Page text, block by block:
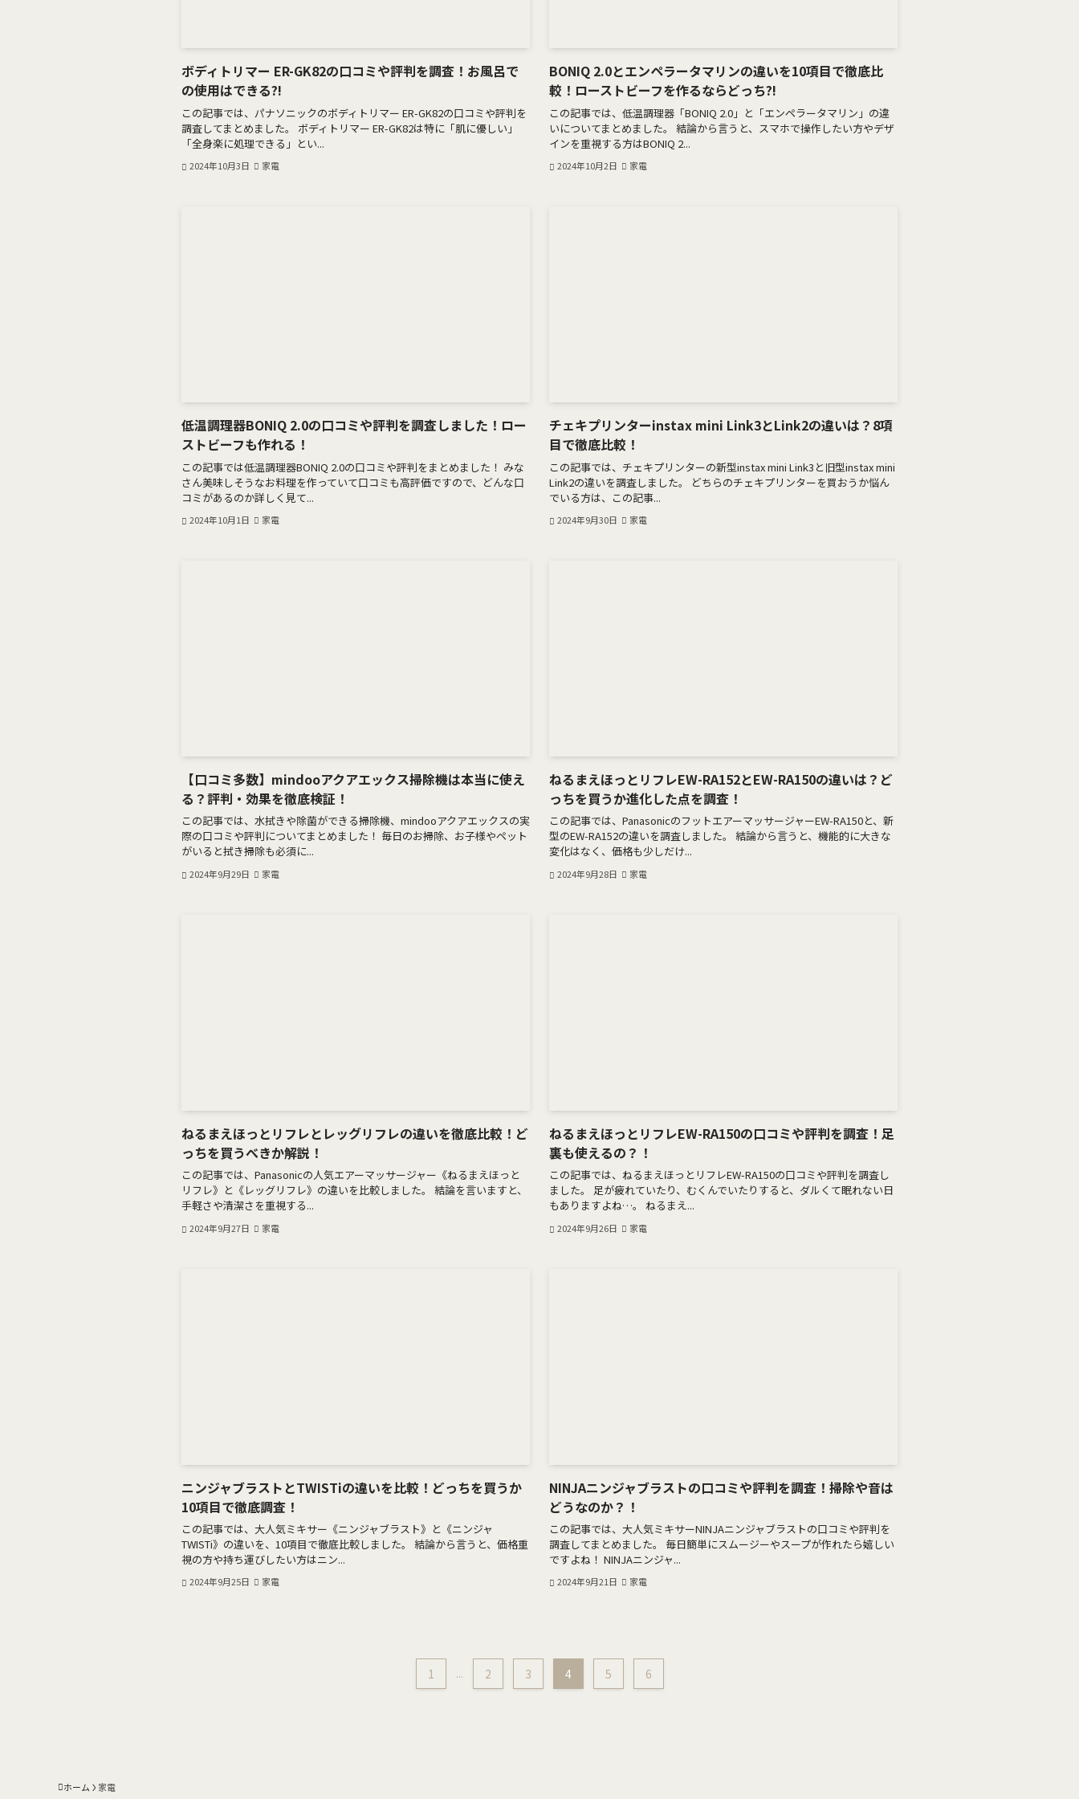
ボディトリマー ER-GK82の口コミや評判を調査！お風呂で
の使用はできる?!
この記事では、パナソニックのボディトリマー ER-GK82の口コミや評判を
調査してまとめました。 ボディトリマー ER-GK82は特に「肌に優しい」
「全身楽に処理できる」とい...
2024年10月3日 家電
BONIQ 2.0とエンペラータマリンの違いを10項目で徹底比
較！ローストビーフを作るならどっち?!
この記事では、低温調理器「BONIQ 2.0」と「エンペラータマリン」の違
いについてまとめました。 結論から言うと、スマホで操作したい方やデザ
インを重視する方はBONIQ 2...
2024年10月2日 家電
低温調理器BONIQ 2.0の口コミや評判を調査しました！ロー
ストビーフも作れる！
この記事では低温調理器BONIQ 2.0の口コミや評判をまとめました！ みな
さん美味しそうなお料理を作っていて口コミも高評価ですので、どんな口
コミがあるのか詳しく見て...
2024年10月1日 家電
チェキプリンターinstax mini Link3とLink2の違いは？8項
目で徹底比較！
この記事では、チェキプリンターの新型instax mini Link3と旧型instax mini
Link2の違いを調査しました。 どちらのチェキプリンターを買おうか悩ん
でいる方は、この記事...
2024年9月30日 家電
【口コミ多数】mindooアクアエックス掃除機は本当に使え
る？評判・効果を徹底検証！
この記事では、水拭きや除菌ができる掃除機、mindooアクアエックスの実
際の口コミや評判についてまとめました！ 毎日のお掃除、お子様やペット
がいると拭き掃除も必須に...
2024年9月29日 家電
ねるまえほっとリフレEW-RA152とEW-RA150の違いは？ど
っちを買うか進化した点を調査！
この記事では、PanasonicのフットエアーマッサージャーEW-RA150と、新
型のEW-RA152の違いを調査しました。 結論から言うと、機能的に大きな
変化はなく、価格も少しだけ...
2024年9月28日 家電
ねるまえほっとリフレとレッグリフレの違いを徹底比較！ど
っちを買うべきか解説！
この記事では、Panasonicの人気エアーマッサージャー《ねるまえほっと
リフレ》と《レッグリフレ》の違いを比較しました。 結論を言いますと、
手軽さや清潔さを重視する...
2024年9月27日 家電
ねるまえほっとリフレEW-RA150の口コミや評判を調査！足
裏も使えるの？！
この記事では、ねるまえほっとリフレEW-RA150の口コミや評判を調査し
ました。 足が疲れていたり、むくんでいたりすると、ダルくて眠れない日
もありますよね…。 ねるまえ...
2024年9月26日 家電
ニンジャブラストとTWISTiの違いを比較！どっちを買うか
10項目で徹底調査！
この記事では、大人気ミキサー《ニンジャブラスト》と《ニンジャ
TWISTi》の違いを、10項目で徹底比較しました。 結論から言うと、価格重
視の方や持ち運びしたい方はニン...
2024年9月25日 家電
NINJAニンジャブラストの口コミや評判を調査！掃除や音は
どうなのか？！
この記事では、大人気ミキサーNINJAニンジャブラストの口コミや評判を
調査してまとめました。 毎日簡単にスムージーやスープが作れたら嬉しい
ですよね！ NINJAニンジャ...
2024年9月21日 家電
1 ... 2 3 4 5 6
ホーム 家電